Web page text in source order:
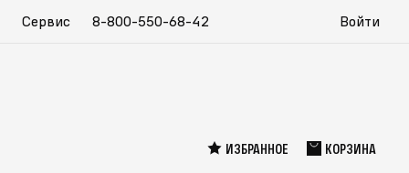
Сервис 8-800-550-68-42 Войти
ИЗБРАННОЕ КОРЗИНА